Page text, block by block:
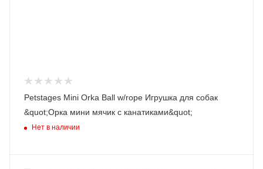
Petstages Mini Orka Ball w/rope Игрушка для собак
&quot;Орка мини мячик с канатиками&quot;
Нет в наличии